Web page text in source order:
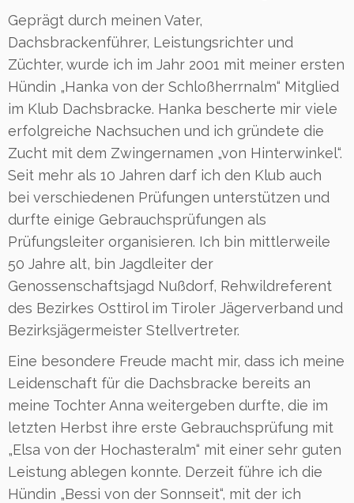
Geprägt durch meinen Vater,
Dachsbrackenführer, Leistungsrichter und
Züchter, wurde ich im Jahr 2001 mit meiner ersten
Hündin „Hanka von der Schloßherrnalm“ Mitglied
im Klub Dachsbracke. Hanka bescherte mir viele
erfolgreiche Nachsuchen und ich gründete die
Zucht mit dem Zwingernamen „von Hinterwinkel“.
Seit mehr als 10 Jahren darf ich den Klub auch
bei verschiedenen Prüfungen unterstützen und
durfte einige Gebrauchsprüfungen als
Prüfungsleiter organisieren. Ich bin mittlerweile
50 Jahre alt, bin Jagdleiter der
Genossenschaftsjagd Nußdorf, Rehwildreferent
des Bezirkes Osttirol im Tiroler Jägerverband und
Bezirksjägermeister Stellvertreter.
Eine besondere Freude macht mir, dass ich meine
Leidenschaft für die Dachsbracke bereits an
meine Tochter Anna weitergeben durfte, die im
letzten Herbst ihre erste Gebrauchsprüfung mit
„Elsa von der Hochasteralm“ mit einer sehr guten
Leistung ablegen konnte. Derzeit führe ich die
Hündin „Bessi von der Sonnseit“, mit der ich